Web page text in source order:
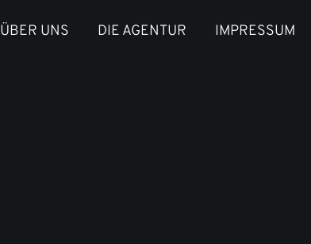
ÜBER UNS DIE AGENTUR IMPRESSUM